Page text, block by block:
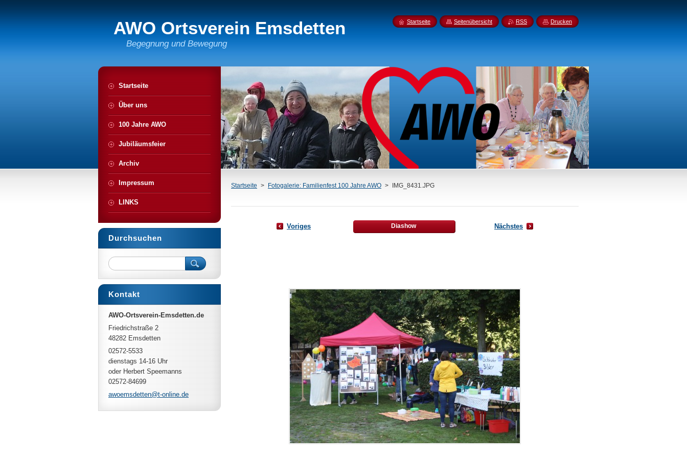
AWO Ortsverein Emsdetten
Begegnung und Bewegung
Startseite > Fotogalerie: Familienfest 100 Jahre AWO > IMG_8431.JPG
Voriges Diashow Nächstes
Startseite
Über uns
100 Jahre AWO
Jubiläumsfeier
Archiv
Impressum
LINKS
Durchsuchen
Kontakt
AWO-Ortsverein-Emsdetten.de
Friedrichstraße 2
48282 Emsdetten
02572-5533
dienstags 14-16 Uhr
oder Herbert Speemanns
02572-84699
awoemsdetten@t-online.de
Startseite Seitenübersicht RSS Drucken